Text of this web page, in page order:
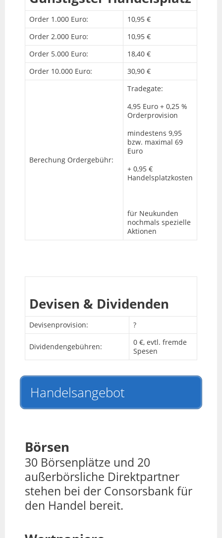
Order 1.000 Euro:
10,95 €
Order 2.000 Euro:
10,95 €
Order 5.000 Euro:
18,40 €
Order 10.000 Euro:
30,90 €
Berechung Ordergebühr:
Tradegate:
4,95 Euro + 0,25 %
Orderprovision
mindestens 9,95
bzw. maximal 69
Euro
+ 0,95 €
Handelsplatzkosten
für Neukunden
nochmals spezielle
Aktionen
Devisen & Dividenden
Devisenprovision: ?
Dividendengebühren:
0 €, evtl. fremde
Spesen
Handelsangebot
Börsen
30 Börsenplätze und 20
außerbörsliche Direktpartner
stehen bei der Consorsbank für
den Handel bereit.